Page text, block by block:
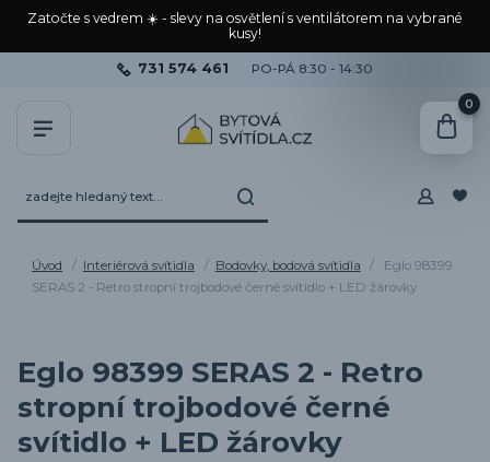
Zatočte s vedrem ☀️ - slevy na osvětlení s ventilátorem na vybrané
kusy!
731 574 461 PO-PÁ 8:30 - 14:30
0
Úvod Interiérová svítidla Bodovky, bodová svítidla
Eglo 98399
SERAS 2 - Retro stropní trojbodové černé svítidlo + LED žárovky
Eglo 98399 SERAS 2 - Retro
stropní trojbodové černé
svítidlo + LED žárovky